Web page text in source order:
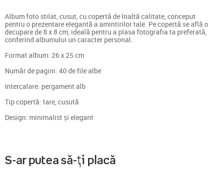
Album foto stilat, cusut, cu copertă de înaltă calitate, conceput
pentru o prezentare elegantă a amintirilor tale. Pe copertă se află o
decupare de 8 x 8 cm, ideală pentru a plasa fotografia ta preferată,
conferind albumului un caracter personal.
Format album: 26 x 25 cm
Număr de pagini: 40 de file albe
Intercalare: pergament alb
Tip copertă: tare, cusută
Design: minimalist și elegant
S-ar putea să-ți placă